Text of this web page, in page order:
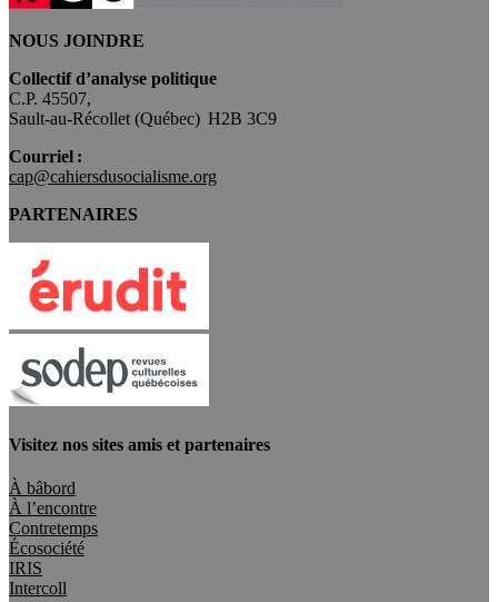
NOUS JOINDRE
Collectif d’analyse politique
C.P. 45507,
Sault-au-Récollet (Québec) H2B 3C9
Courriel :
cap@cahiersdusocialisme.org
PARTENAIRES
Visitez nos sites amis et partenaires
À bâbord
À l’encontre
Contretemps
Écosociété
IRIS
Intercoll